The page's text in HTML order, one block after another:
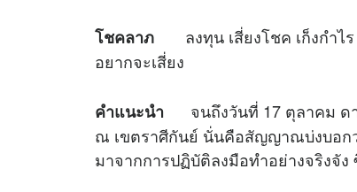
โชคลาภ ลงทุน เสี่ยงโชค เก็งกำไ
อยากจะเสี่ยง
คำแนะนำ จนถึงวันที่ 17 ตุลาคม ดา
ณ เขตราศีกันย์ นั่นคือสัญญาณบ่งบอก
มาจากการปฏิบัติลงมือทำอย่างจริงจั